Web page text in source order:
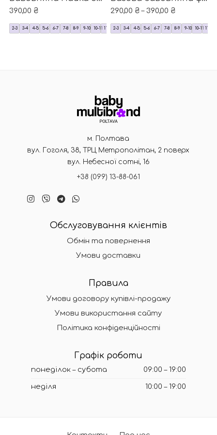
390,00 ₴
2-3 3-4 4-5 5-6 6-7 7-8 8-9 9-10 10-11 11-12
290,00 ₴– 390,00 ₴
2-3 3-4 4-5 5-6 6-7 7-8 8-9 9-10 10-11 11-12
м. Полтава
вул. Гоголя, 38, ТРЦ Метрополітан, 2 поверх
вул. Небесної сотні, 16
+38 (099) 13-88-061
Обслуговування клієнтів
Обмін та повернення
Умови доставки
Правила
Умови договору купівлі-продажу
Умови використання сайту
Політика конфіденційності
Графік роботи
понеділок – субота 09:00 – 19:00
неділя 10:00 – 19:00